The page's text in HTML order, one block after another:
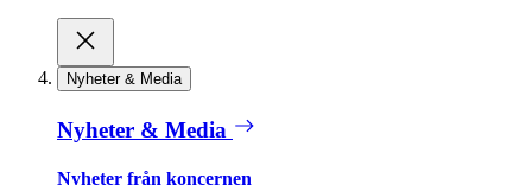
Nyheter & Media
Nyheter & Media
Nyheter från koncernen